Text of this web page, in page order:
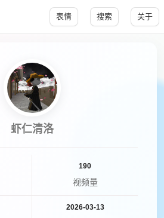
表情 搜索 关于
虾仁清洛
190
视频量
2026-03-13